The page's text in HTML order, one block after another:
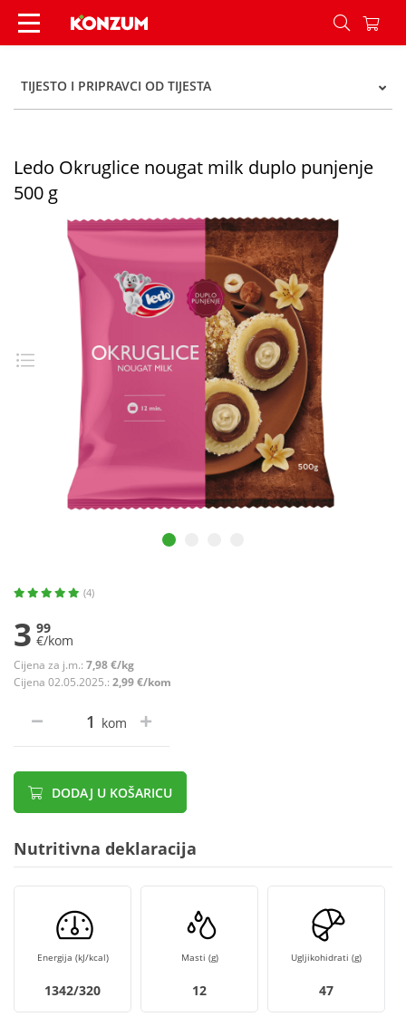
Ledo Okruglice nougat milk duplo punjenje 500
TIJESTO I PRIPRAVCI OD TIJESTA
Ledo Okruglice nougat milk duplo punjenje
500 g
(4)
3 99
€/kom
Cijena za j.m.: 7,98 €/kg
Cijena 02.05.2025.: 2,99 €/kom
kom
DODAJ U KOŠARICU
Nutritivna deklaracija
Energija (kJ/kcal)
1342/320
Masti (g)
12
Ugljikohidrati (g)
47